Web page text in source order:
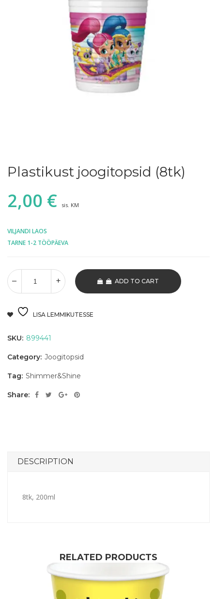
Plastikust joogitopsid (8tk)
2,00 € sis. KM
VILJANDI LAOS
TARNE 1-2 TÖÖPÄEVA
ADD TO CART
LISA LEMMIKUTESSE
SKU: 899441
Category: Joogitopsid
Tag: Shimmer&Shine
Share:
DESCRIPTION
8tk, 200ml
RELATED PRODUCTS